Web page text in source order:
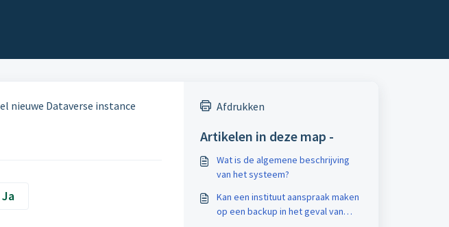
nieuwe Dataverse instance
Ja
Afdrukken
Artikelen in deze map -
Wat is de algemene beschrijving
van het systeem?
Kan een instituut aanspraak maken
op een backup in het geval van